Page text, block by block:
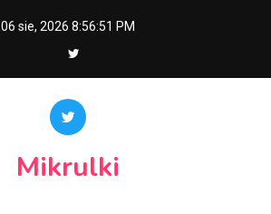
06 sie, 2026 8:56:52 PM
Mikrulki